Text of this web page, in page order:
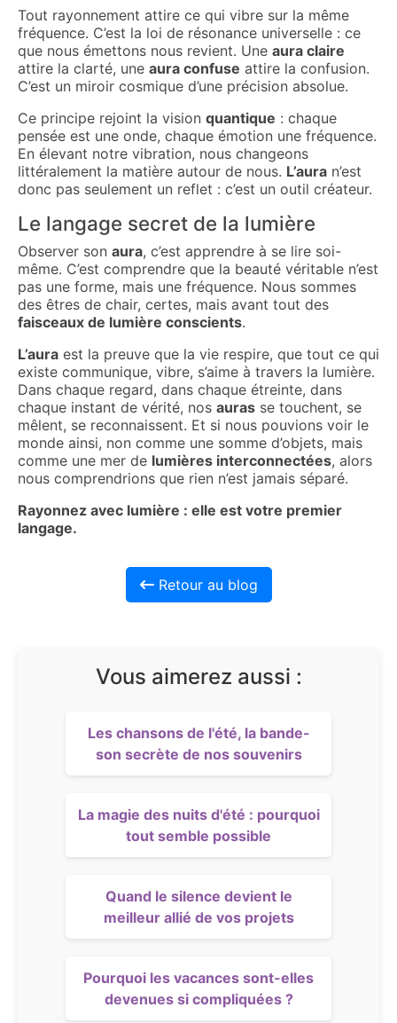
Tout rayonnement attire ce qui vibre sur la même
fréquence. C’est la loi de résonance universelle : ce
que nous émettons nous revient. Une aura claire
attire la clarté, une aura confuse attire la confusion.
C’est un miroir cosmique d’une précision absolue.
Ce principe rejoint la vision quantique : chaque
pensée est une onde, chaque émotion une fréquence.
En élevant notre vibration, nous changeons
littéralement la matière autour de nous. L’aura n’est
donc pas seulement un reflet : c’est un outil créateur.
Le langage secret de la lumière
Observer son aura, c’est apprendre à se lire soi-
même. C’est comprendre que la beauté véritable n’est
pas une forme, mais une fréquence. Nous sommes
des êtres de chair, certes, mais avant tout des
faisceaux de lumière conscients.
L’aura est la preuve que la vie respire, que tout ce qui
existe communique, vibre, s’aime à travers la lumière.
Dans chaque regard, dans chaque étreinte, dans
chaque instant de vérité, nos auras se touchent, se
mêlent, se reconnaissent. Et si nous pouvions voir le
monde ainsi, non comme une somme d’objets, mais
comme une mer de lumières interconnectées, alors
nous comprendrions que rien n’est jamais séparé.
Rayonnez avec lumière : elle est votre premier
langage.
Retour au blog
Vous aimerez aussi :
Les chansons de l'été, la bande-
son secrète de nos souvenirs
La magie des nuits d'été : pourquoi
tout semble possible
Quand le silence devient le
meilleur allié de vos projets
Pourquoi les vacances sont-elles
devenues si compliquées ?